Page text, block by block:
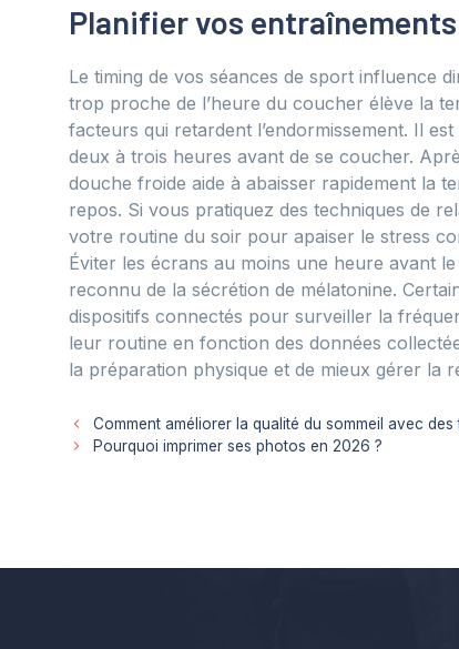
Planifier vos
Le timing de vos séances de sport influence
trop proche de l’heure du coucher élève la
facteurs qui retardent l’endormissement. Il
deux à trois heures avant de se coucher.
douche froide aide à abaisser rapidement la
repos. Si vous pratiquez des techniques de
votre routine du soir pour apaiser le stress
Éviter les écrans au moins une heure avant
reconnu de la sécrétion de mélatonine.
dispositifs connectés pour surveiller la
leur routine en fonction des données
la préparation physique et de mieux gérer la
Comment améliorer la qualité du sommeil avec
Pourquoi imprimer ses photos en 2026 ?